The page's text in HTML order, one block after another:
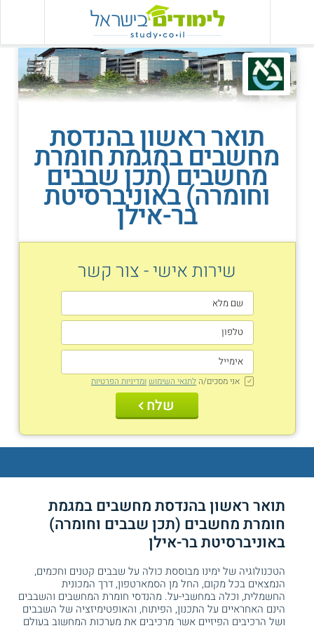
תואר ראשון בהנדסת
מחשבים במגמת חומרת
מחשבים (תכן שבבים
וחומרה) באוניברסיטת
בר-אילן
שירות אישי - צור קשר
אני מסכים/ה לתנאי השימוש ומדיניות הפרטיות
שלח
תואר ראשון בהנדסת מחשבים במגמת
חומרת מחשבים (תכן שבבים וחומרה)
באוניברסיטת בר-אילן
הטכנולוגיה של ימינו מבוססת כולה על שבבים קטנים וחכמים,
הנמצאים בכל מקום, החל מן הסמארטפון, דרך המכונית
החשמלית, וכלה במחשבי-על. מהנדסי חומרת המחשבים והשבבים
הינם האחראיים על התכנון, הפיתוח, והאופטימיזציה של השבבים
ושל הרכיבים הפיזיים אשר מרכיבים את מערכות המחשוב בעולם